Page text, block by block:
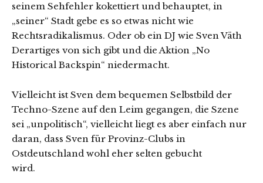
seinem Sehfehler kokettiert und behauptet, in
„seiner“ Stadt gebe es so etwas nicht wie
Rechtsradikalismus. Oder ob ein DJ wie Sven Väth
Derartiges von sich gibt und die Aktion „No
Historical Backspin“ niedermacht.
Vielleicht ist Sven dem bequemen Selbstbild der
Techno-Szene auf den Leim gegangen, die Szene
sei „unpolitisch“, vielleicht liegt es aber einfach nur
daran, dass Sven für Provinz-Clubs in
Ostdeutschland wohl eher selten gebucht
wird.